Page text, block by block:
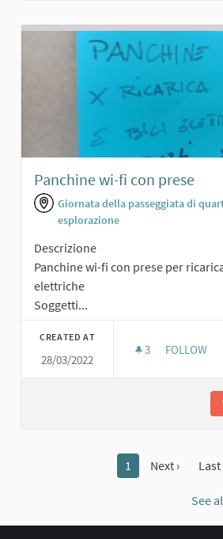
Panchine wi-fi con prese
Giornata della passeggiata di
esplorazione
Descrizione
Panchine wi-fi con prese per
elettriche
Soggetti...
CREATED AT
28/03/2022
3 3 FOLLOWERS
FOLLOW
1 Next › Last
See